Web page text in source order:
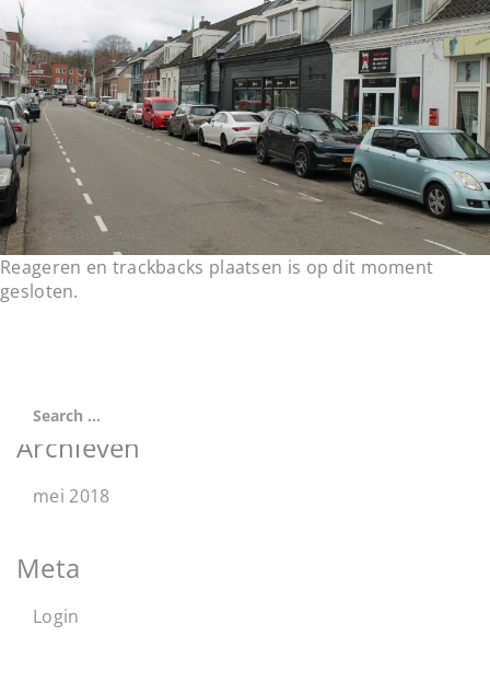
t
i
o
Reageren en trackbacks plaatsen is op dit moment
gesloten.
Archieven
mei 2018
Meta
Login